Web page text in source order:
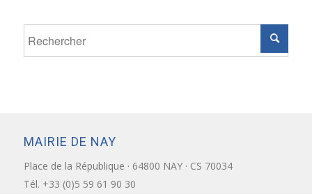
MAIRIE DE NAY
Place de la République · 64800 NAY · CS 70034
Tél. +33 (0)5 59 61 90 30